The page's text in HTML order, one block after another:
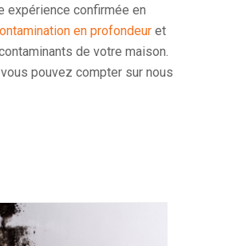
expérience confirmée en
en profondeur et
de votre maison.
pouvez compter sur nous